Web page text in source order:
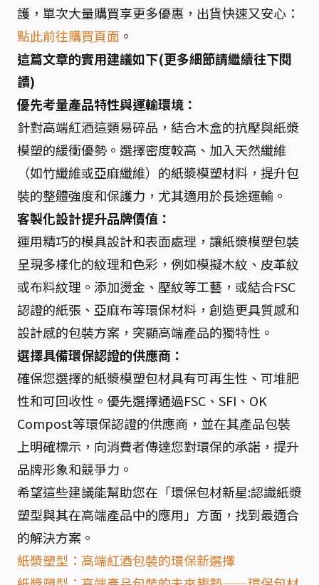
護，單次大量購買享更多優惠，出貨快速又安心：
點此前往購買頁面 。
這篇文章的實用建議如下(更多細節請繼續往下閱
讀)
優先考量產品特性與運輸環境：
針對高端紅酒這類易碎品，結合木盒的抗壓與紙漿
模塑的緩衝優勢。選擇密度較高、加入天然纖維
（如竹纖維或亞麻纖維）的紙漿模塑材料，提升包
裝的整體強度和保護力，尤其適用於長途運輸。
客製化設計提升品牌價值：
運用精巧的模具設計和表面處理，讓紙漿模塑包裝
呈現多樣化的紋理和色彩，例如模擬木紋、皮革紋
或布料紋理。添加燙金、壓紋等工藝，或結合FSC
認證的紙張、亞麻布等環保材料，創造更具質感和
設計感的包裝方案，突顯高端產品的獨特性。
選擇具備環保認證的供應商：
確保您選擇的紙漿模塑包材具有可再生性、可堆肥
性和可回收性。優先選擇通過FSC、SFI、OK
Compost等環保認證的供應商，並在其產品包裝
上明確標示，向消費者傳達您對環保的承諾，提升
品牌形象和競爭力。
希望這些建議能幫助您在「環保包材新星:認識紙漿
塑型與其在高端產品中的應用」方面，找到最適合
的解決方案。
紙漿塑型：高端紅酒包裝的環保新選擇